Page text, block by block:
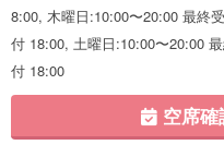
8:00, 木曜日:10:00〜20:00 最終
付 18:00, 土曜日:10:00〜20:00
付 18:00
空席